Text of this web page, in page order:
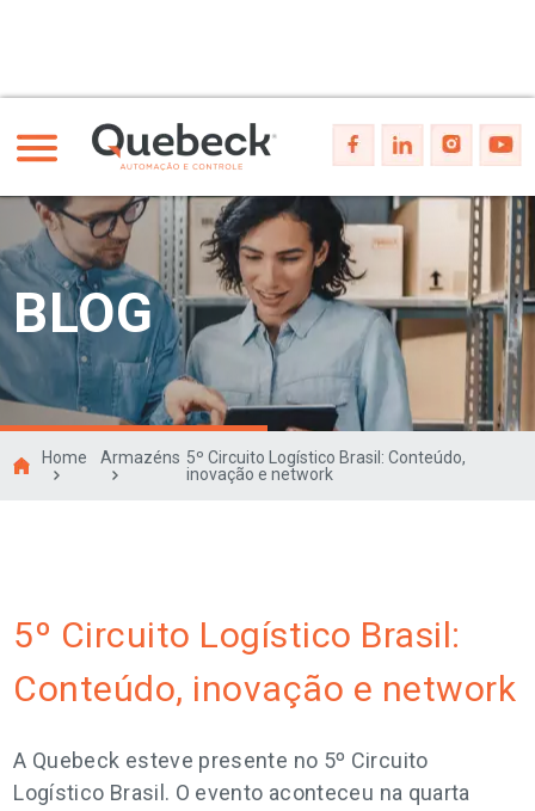
BLOG
Home Armazéns 5º Circuito Logístico Brasil: Conteúdo,
inovação e network
5º Circuito Logístico Brasil:
Conteúdo, inovação e network
A Quebeck esteve presente no 5º Circuito
Logístico Brasil. O evento aconteceu na quarta